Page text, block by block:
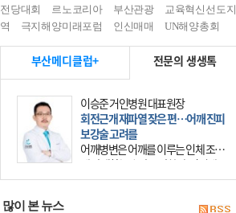
전당대회
르노코리아 부산관광
교육혁신선도지
역
극지해양미래포럼 인신매매 UN해양총회
부산메디클럽+ 전문의 생생톡
이승준 거인병원 대표원장
회전근개 재파열 잦은 편…어깨 진피
보강술 고려를
어깨병변은 어깨를 이루는 인체 조직
에 발생하는 손상을 말한다. 여기에
는 오십견과 회전근개 증후군, 어깨
많이 본 뉴스